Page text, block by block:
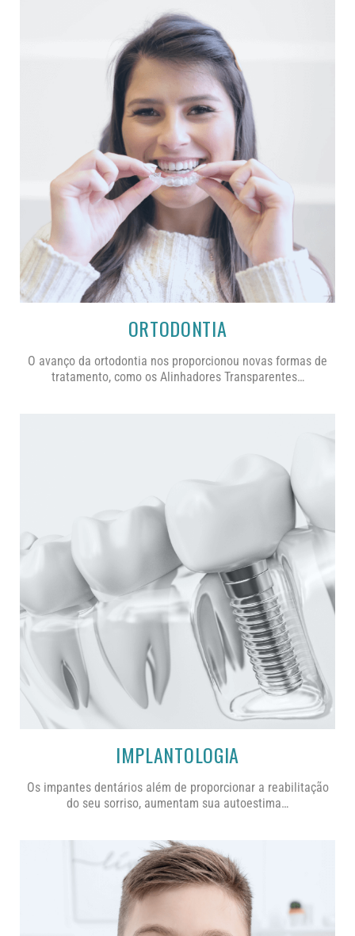
ORTODONTIA
O avanço da ortodontia nos proporcionou novas formas de
tratamento, como os Alinhadores Transparentes…
IMPLANTOLOGIA
Os impantes dentários além de proporcionar a reabilitação
do seu sorriso, aumentam sua autoestima…